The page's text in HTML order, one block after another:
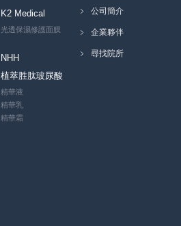
K2 Medical
光透保濕修護面膜
NHH
植萃胜肽玻尿酸
精華液
精華乳
精華霜
公司簡介
企業夥伴
尋找院所